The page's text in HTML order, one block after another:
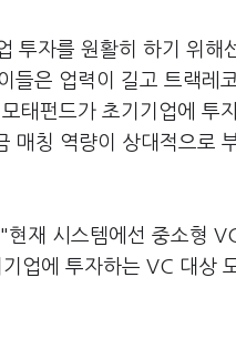
투자를 원활히 하기 위
들은 업력이 길고 트랙레
태펀드가 초기기업에
매칭 역량이 상대적으로
재 시스템에선 중소형
업에 투자하는 VC 대상